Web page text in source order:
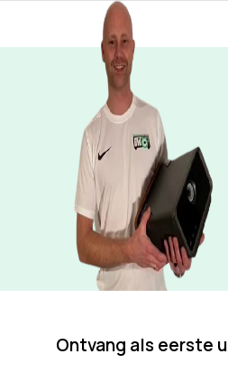
3 gelijke delen
Ontvang als eerste